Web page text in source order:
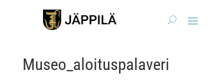
Museo_aloituspalaveri